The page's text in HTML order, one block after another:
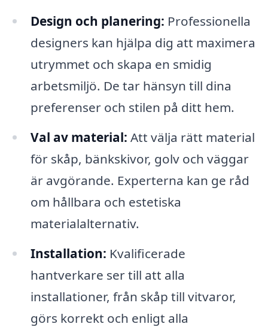
Design och planering: Professionella
designers kan hjälpa dig att maximera
utrymmet och skapa en smidig
arbetsmiljö. De tar hänsyn till dina
preferenser och stilen på ditt hem.
Val av material: Att välja rätt material
för skåp, bänkskivor, golv och väggar
är avgörande. Experterna kan ge råd
om hållbara och estetiska
materialalternativ.
Installation: Kvalificerade
hantverkare ser till att alla
installationer, från skåp till vitvaror,
görs korrekt och enligt alla